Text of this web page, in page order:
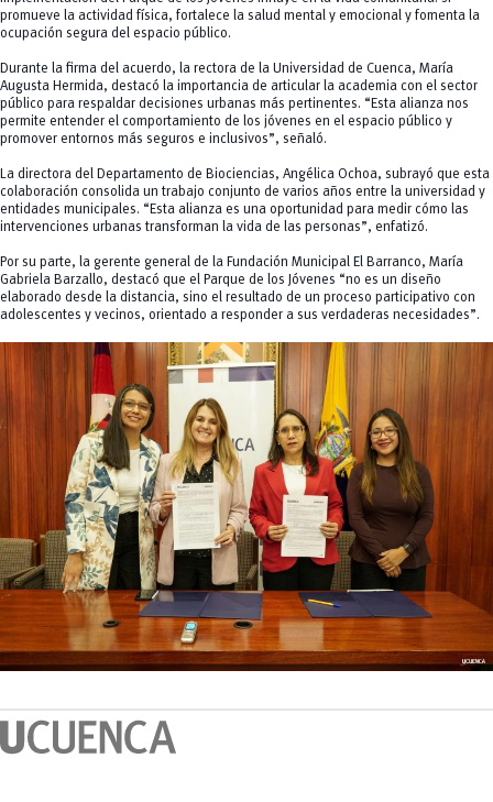
promueve la actividad física, fortalece la salud mental y emocional y fomenta la
ocupación segura del espacio público.
Durante la firma del acuerdo, la rectora de la Universidad de Cuenca, María
Augusta Hermida, destacó la importancia de articular la academia con el sector
público para respaldar decisiones urbanas más pertinentes. “Esta alianza nos
permite entender el comportamiento de los jóvenes en el espacio público y
promover entornos más seguros e inclusivos”, señaló.
La directora del Departamento de Biociencias, Angélica Ochoa, subrayó que esta
colaboración consolida un trabajo conjunto de varios años entre la universidad y
entidades municipales. “Esta alianza es una oportunidad para medir cómo las
intervenciones urbanas transforman la vida de las personas”, enfatizó.
Por su parte, la gerente general de la Fundación Municipal El Barranco, María
Gabriela Barzallo, destacó que el Parque de los Jóvenes “no es un diseño
elaborado desde la distancia, sino el resultado de un proceso participativo con
adolescentes y vecinos, orientado a responder a sus verdaderas necesidades”.